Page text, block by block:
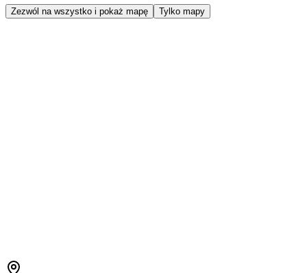
Zezwól na wszystko i pokaż mapę Tylko mapy